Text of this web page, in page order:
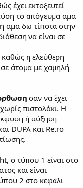
έχει εκτοξευτεί
το απόγευμα αμα
αμα δω τίποτα στην
να είναι σε
η ελεύθερη
άτομα με χαμηλή
σαν να έχει
πιστολάκι. Η
ή αύξηση
DUPA και Retro
ο τύπου 1 είναι στο
και είναι
2 στο κεφάλι